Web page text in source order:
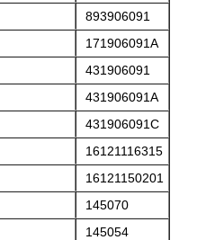
893906091
171906091A
431906091
431906091A
431906091C
16121116315
16121150201
145070
145054